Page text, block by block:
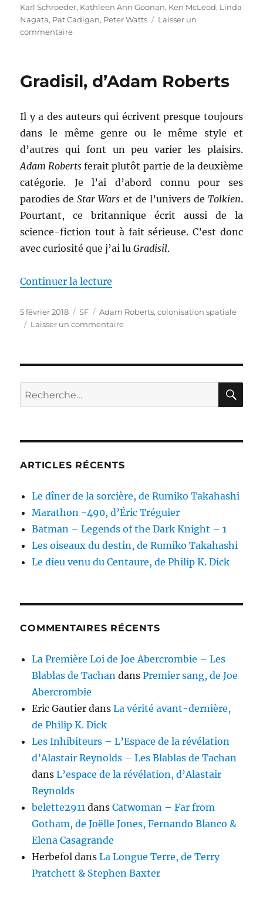
Karl Schroeder, Kathleen Ann Goonan, Ken McLeod, Linda
Nagata, Pat Cadigan, Peter Watts
Laisser un
commentairesur
dirigée
par
Strahan
Gradisil, d’Adam Roberts
Il y a des auteurs qui écrivent presque toujours
dans le même genre ou le même style et
d’autres qui font un peu varier les plaisirs.
Adam Roberts ferait plutôt partie de la deuxième
catégorie. Je l’ai d’abord connu pour ses
parodies deStar Wars et de l’univers de Tolkien.
Pourtant, ce britannique écrit aussi de la
science-fiction tout à fait sérieuse. C’est donc
avec curiosité que j’ai luGradisil.
Continuer la lecture
Publié
le
5 février 2018 Catégories
SF Étiquettes
Adam Roberts,colonisation spatiale
Laisser un commentairesur
Recherche
pour :
ARTICLES RÉCENTS
Le dîner de la sorcière, de Rumiko Takahashi
Marathon -490, d’Éric Tréguier
Batman – Legends of the Dark Knight – 1
Les oiseaux du destin, de Rumiko Takahashi
Le dieu venu du Centaure, de Philip K. Dick
COMMENTAIRES RÉCENTS
La Première Loi de Joe Abercrombie – Les
Blablas de Tachan dansPremier sang, de Joe
Abercrombie
Eric Gautier dansLa vérité avant-dernière,
de Philip K. Dick
Les Inhibiteurs – L’Espace de la révélation
d’Alastair Reynolds – Les Blablas de Tachan
dansL’espace de la révélation, d’Alastair
Reynolds
belette2911 dansCatwoman – Far from
Gotham, de Joëlle Jones, Fernando Blanco &
Elena Casagrande
Herbefol dansLa Longue Terre, de Terry
Pratchett & Stephen Baxter